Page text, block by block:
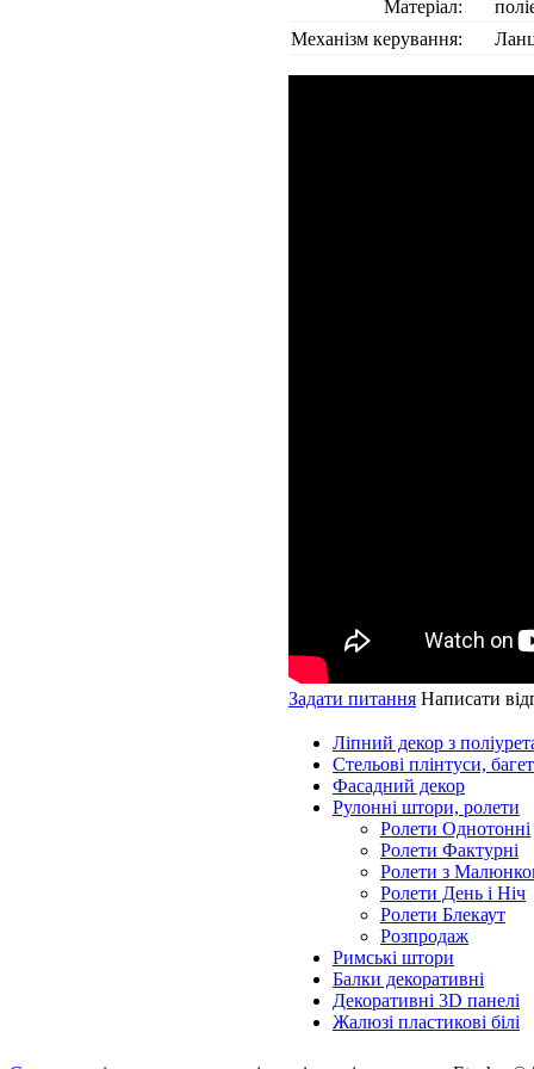
Матеріал:
Механізм керування:
Задати питання Написати
Ліпний декор з
Стельові плінтуси,
Фасадний декор
Рулонні штори, ролети
Ролети Однотонні
Ролети Фактурні
Ролети з
Ролети День і Ніч
Ролети Блекаут
Розпродаж
Римські штори
Балки декоративні
Декоративні 3D панелі
Жалюзі пластикові білі